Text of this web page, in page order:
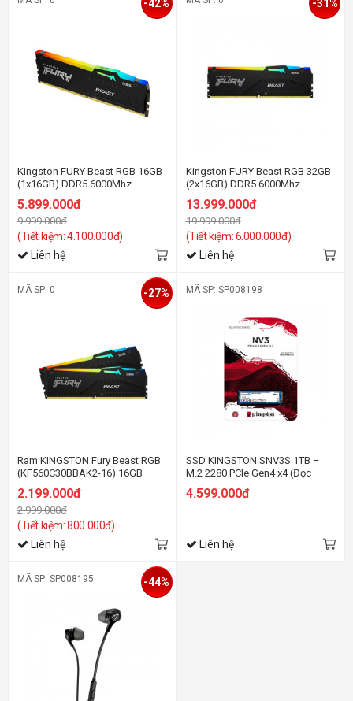
Kingston FURY Beast RGB 16GB
(1x16GB) DDR5 6000Mhz
5.899.000đ
9.999.000đ
(Tiết kiệm: 4.100.000đ)
-42%
Liên hệ
Kingston FURY Beast RGB 32GB
(2x16GB) DDR5 6000Mhz
EXPO)
13.999.000đ
19.999.000đ
(Tiết kiệm: 6.000.000đ)
-31%
Liên hệ
MÃ SP: 0
Ram KINGSTON Fury Beast RGB
(KF560C30BBAK2-16) 16GB
(2x8GB) DDR5 6000MHz
2.199.000đ
2.999.000đ
(Tiết kiệm: 800.000đ)
-27%
Liên hệ
MÃ SP: SP008198
SSD KINGSTON SNV3S 1TB –
M.2 2280 PCIe Gen4 x4 (Đọc
6000MB/s - Ghi 4000MB/s) -
(SNV3S/1000G)
4.599.000đ
Liên hệ
MÃ SP: SP008195 -44%